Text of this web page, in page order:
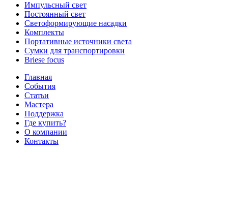
Импульсный свет
Постоянный свет
Светоформирующие насадки
Комплекты
Портативные источники света
Сумки для транспортировки
Briese focus
Главная
События
Статьи
Мастера
Поддержка
Где купить?
О компании
Контакты